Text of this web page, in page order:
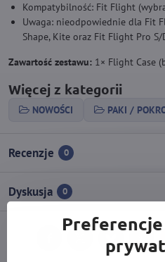
Kompatybilność: Fit Flight
Uwaga: nieodpowiednie dla Fit
Shape, Kite oraz Fit Flight Pro
Zawartość zestawu: 1× Flight Case
Więcej z kategorii
NOWOŚCI PAKI /
Recenzje 0
Dyskusja 0
TwitterBluesky